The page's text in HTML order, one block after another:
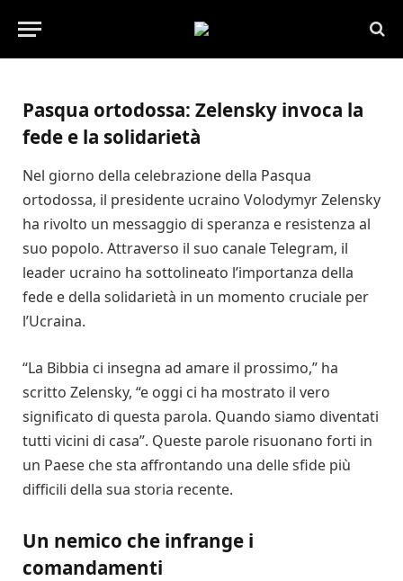
17 AGOSTO 2024
Pasqua ortodossa: Zelensky invoca la
fede e la solidarietà
Nel giorno della celebrazione della Pasqua
ortodossa, il presidente ucraino Volodymyr Zelensky
ha rivolto un messaggio di speranza e resistenza al
suo popolo. Attraverso il suo canale Telegram, il
leader ucraino ha sottolineato l’importanza della
fede e della solidarietà in un momento cruciale per
l’Ucraina.
“La Bibbia ci insegna ad amare il prossimo,” ha
scritto Zelensky, “e oggi ci ha mostrato il vero
significato di questa parola. Quando siamo diventati
tutti vicini di casa”. Queste parole risuonano forti in
un Paese che sta affrontando una delle sfide più
difficili della sua storia recente.
Un nemico che infrange i
comandamenti